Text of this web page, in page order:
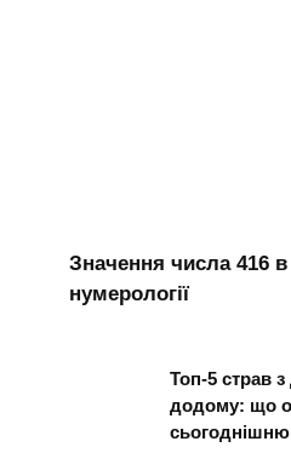
Значення числа 416 в
нумерології
Топ-5 страв
додому: що